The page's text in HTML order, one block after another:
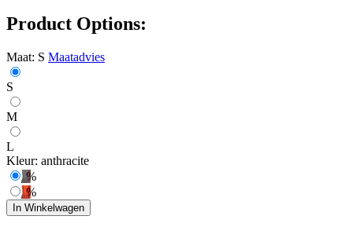
Product Options:
Maat: S Maatadvies
S
M
L
Kleur: anthracite
%
%
In Winkelwagen